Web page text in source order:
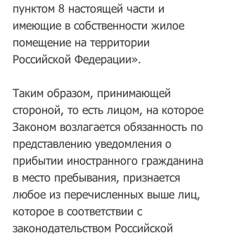
пунктом 8 настоящей части и
имеющие в собственности жилое
помещение на территории
Российской Федерации».
Таким образом, принимающей
стороной, то есть лицом, на которое
Законом возлагается обязанность по
представлению уведомления о
прибытии иностранного гражданина
в место пребывания, признается
любое из перечисленных выше лиц,
которое в соответствии с
законодательством Российской